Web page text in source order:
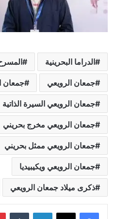
الدراما البحرينية
جمعان الرويعي جمعان
جمعان الرويعي السيرة الذاتية
جمعان الرويعي مخرج بحريني
جمعان الرويعي ممثل بحريني
جمعان الرويعي ويكيبيديا
ذكرى ميلاد جمعان الرويعي
لينكدإن